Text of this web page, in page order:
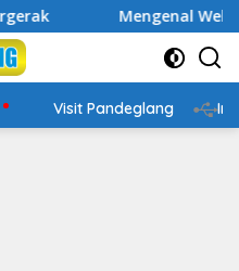
Mengenal Website Resmi
Visit Pandeglang